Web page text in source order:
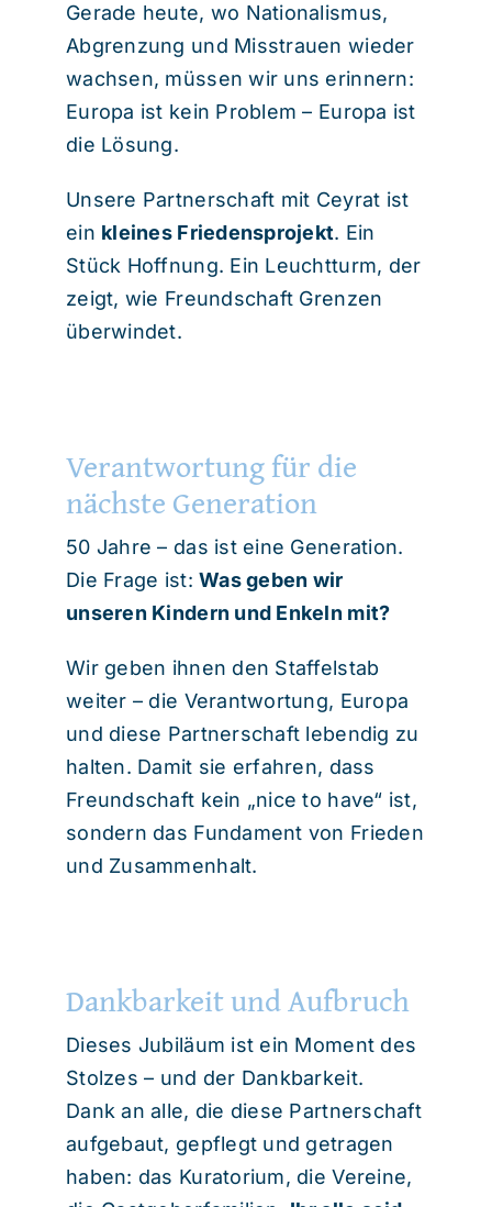
Gerade heute, wo Nationalismus,
Abgrenzung und Misstrauen wieder
wachsen, müssen wir uns erinnern:
Europa ist kein Problem – Europa ist
die Lösung.
Unsere Partnerschaft mit Ceyrat ist
ein kleines Friedensprojekt. Ein
Stück Hoffnung. Ein Leuchtturm, der
zeigt, wie Freundschaft Grenzen
überwindet.
Verantwortung für die
nächste Generation
50 Jahre – das ist eine Generation.
Die Frage ist:Was geben wir
unseren Kindern und Enkeln mit?
Wir geben ihnen den Staffelstab
weiter – die Verantwortung, Europa
und diese Partnerschaft lebendig zu
halten. Damit sie erfahren, dass
Freundschaft kein „nice to have“ ist,
sondern das Fundament von Frieden
und Zusammenhalt.
Dankbarkeit und Aufbruch
Dieses Jubiläum ist ein Moment des
Stolzes – und der Dankbarkeit.
Dank an alle, die diese Partnerschaft
aufgebaut, gepflegt und getragen
haben: das Kuratorium, die Vereine,